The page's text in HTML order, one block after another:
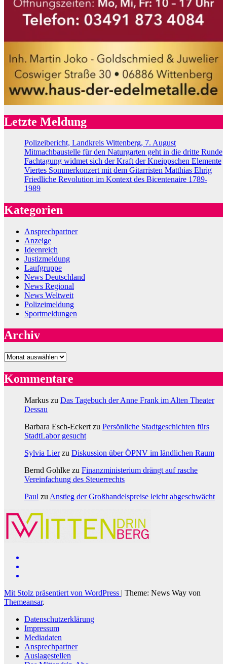
Letzte Meldung
Polizeibericht, Landkreis Wittenberg, 7. August
Mitmachbaustelle für den Naturgarten geht in die dritte Runde
Fachtagung widmet sich der Kraft der Kneippschen Elemente
Viertes Sommerkonzert mit dem Gitarristen Matthias Ehrig
Friedliche Revolution im Kontext des Bicentenaire 1789-
1989
Kategorien
Ansprechpartner
Anzeige
Ideenreich
Justizmeldung
Laufgruppe
News Deutschland
News Regional
News Weltweit
Polizeimeldung
Sportmeldungen
Archiv
Archiv
Kommentare
Markus zu Das Tagebuch der Anne Frank im Alten Theater
Dessau
Barbara Esch-Eckert zu Persönliche Stadtgeschichten fürs
StadtLabor gesucht
Sylvia Lierzu Diskussion über ÖPNV im ländlichen Raum
Bernd Gohlke zu Finanzministerium drängt auf rasche
Vereinfachung des Steuerrechts
Paul zu Anstieg der Großhandelspreise leicht abgeschwächt
Mit Stolz präsentiert von WordPress | Theme: News Way von
Themeansar.
Datenschutzerklärung
Impressum
Mediadaten
Ansprechpartner
Auslagestellen